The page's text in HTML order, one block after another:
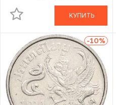
КУПИТЬ
-10%